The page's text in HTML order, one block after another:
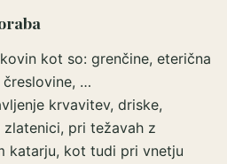
kot so: grenčine, eterična
čreslovine, …
krvavitev, driske,
pri težavah z
katarju, kot tudi pri vnetju